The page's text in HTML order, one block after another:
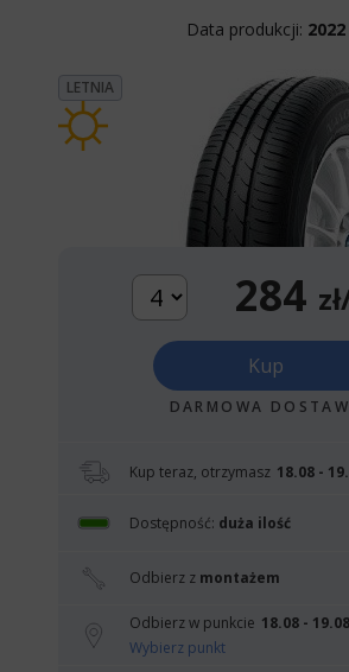
Data produkcji: 2022
LETNIA
284
Kup
DARMOWA
Kup teraz, otrzymasz 18.08 -
Dostępność: duża ilość
Odbierz z montażem
Odbierz w punkcie 18.08 - 19.08
Wybierz punkt